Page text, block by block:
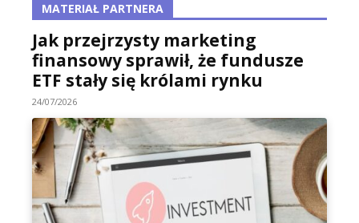
MATERIAŁ PARTNERA
Jak przejrzysty marketing
finansowy sprawił, że fundusze
ETF stały się królami rynku
24/07/2026